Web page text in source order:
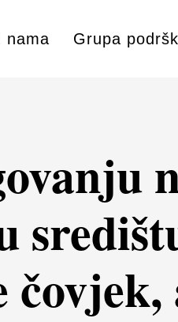
nama Grupa